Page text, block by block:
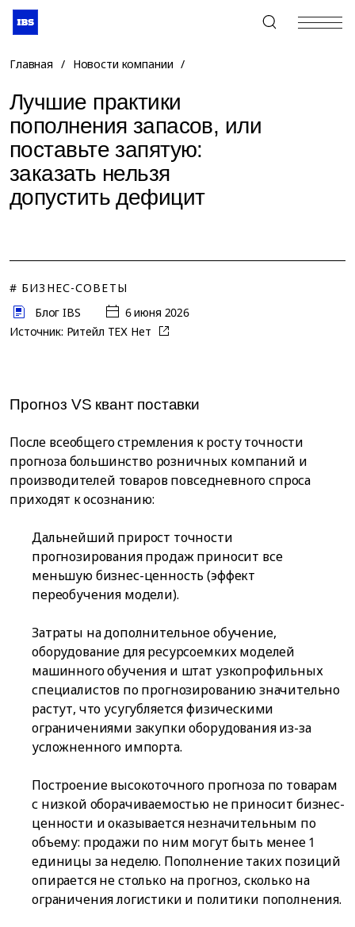
+7 (495) 967-80-80
Главная / Новости компании /
Лучшие практики
пополнения запасов, или
поставьте запятую:
заказать нельзя
допустить дефицит
# БИЗНЕС-СОВЕТЫ
Блог IBS
6 июня 2026
Источник: Ритейл ТЕХ Нет
Прогноз VS квант поставки
После всеобщего стремления к росту точности
прогноза большинство розничных компаний и
производителей товаров повседневного спроса
приходят к осознанию:
Дальнейший прирост точности
прогнозирования продаж приносит все
меньшую бизнес-ценность (эффект
переобучения модели).
Затраты на дополнительное обучение,
оборудование для ресурсоемких моделей
машинного обучения и штат узкопрофильных
специалистов по прогнозированию значительно
растут, что усугубляется физическими
ограничениями закупки оборудования из-за
усложненного импорта.
Построение высокоточного прогноза по товарам
с низкой оборачиваемостью не приносит бизнес-
ценности и оказывается незначительным по
объему: продажи по ним могут быть менее 1
единицы за неделю. Пополнение таких позиций
опирается не столько на прогноз, сколько на
ограничения логистики и политики пополнения.